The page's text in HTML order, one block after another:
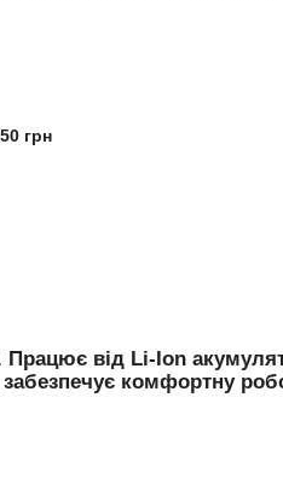
грн
від Li-Ion
комфортну